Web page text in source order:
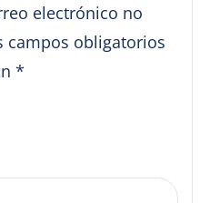
electrónico no
campos obligatorios
*